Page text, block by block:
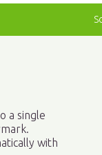
a single
with